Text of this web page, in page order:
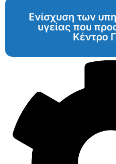
Ενίσχυση των
υγείας που
Κέντρο